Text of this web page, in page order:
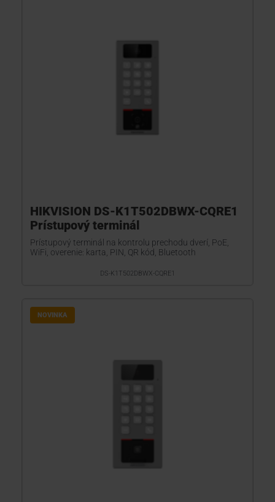
HIKVISION DS-K1T502DBWX-CQRE1
Prístupový terminál
Prístupový terminál na kontrolu prechodu dverí, PoE,
WiFi, overenie: karta, PIN, QR kód, Bluetooth
DS-K1T502DBWX-CQRE1
NOVINKA